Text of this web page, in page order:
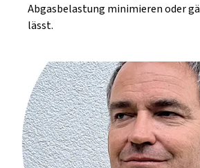
Abgasbelastung minimieren oder
lässt.